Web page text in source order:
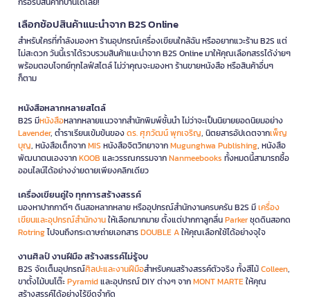
เลือกช้อปสินค้าแนะนำจาก B2S Online
สำหรับใครที่กำลังมองหา ร้านอุปกรณ์เครื่องเขียนใกล้ฉัน หรืออยากแวะร้าน B2S แต่
ไม่สะดวก วันนี้เราได้รวบรวมสินค้าแนะนำจาก B2S Online มาให้คุณเลือกสรรได้ง่ายๆ
พร้อมตอบโจทย์ทุกไลฟ์สไตล์ ไม่ว่าคุณจะมองหา ร้านขายหนังสือ หรือสินค้าอื่นๆ
ก็ตาม
หนังสือหลากหลายสไตล์
B2S มีหนังสือหลากหลายแนวจากสำนักพิมพ์ชั้นนำ ไม่ว่าจะเป็นนิยายยอดนิยมอย่าง
Lavender, ตำราเรียนเข้มข้นของดร. ศุภวัฒน์ พุกเจริญ, นิตยสารอัปเดตจากเพ็ญ
บุญ, หนังสือเด็กจากMIS หนังสือจิตวิทยาจากMugunghwa Publishing, หนังสือ
พัฒนาตนเองจากKOOB และวรรณกรรมจากNanmeebooks ทั้งหมดนี้สามารถซื้อ
ออนไลน์ได้อย่างง่ายดายเพียงคลิกเดียว
เครื่องเขียนคู่ใจ ทุกการสร้างสรรค์
มองหาปากกาดีๆ ดินสอหลากหลาย หรืออุปกรณ์สำนักงานครบครัน B2S มีเครื่อง
เขียนและอุปกรณ์สำนักงานให้เลือกมากมาย ตั้งแต่ปากกาลูกลื่นParkerชุดดินสอกด
Rotringไปจนถึงกระดาษถ่ายเอกสารDOUBLE Aให้คุณเลือกใช้ได้อย่างจุใจ
งานศิลป์ งานฝีมือ สร้างสรรค์ไม่รู้จบ
B2S จัดเต็มอุปกรณ์ศิลปะและงานฝีมือสำหรับคนสร้างสรรค์ตัวจริง ทั้งสีไม้Colleen,
ขาตั้งไม้บนโต๊ะPyramidและอุปกรณ์ DIY ต่างๆ จากMONT MARTEให้คุณ
สร้างสรรค์ได้อย่างไร้ขีดจำกัด